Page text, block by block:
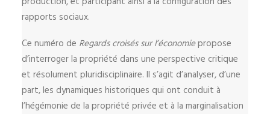
rapports sociaux.
Ce numéro de Regards croisés sur l’économiepropose
d’interroger la propriété dans une perspective critique
et résolument pluridisciplinaire. Il s’agit d’analyser, d’une
part, les dynamiques historiques qui ont conduit à
l’hégémonie de la propriété privée et à la marginalisation